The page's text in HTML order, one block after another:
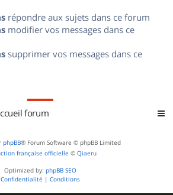
répondre aux sujets dans ce forum
modifier vos messages dans ce
supprimer vos messages dans ce
forum
phpBB® Forum Software © phpBB Limited
française officielle © Qiaeru
Optimized by: phpBB SEO
Confidentialité | Conditions